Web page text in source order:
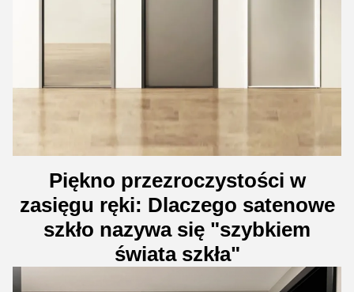
Piękno przezroczystości w
zasięgu ręki: Dlaczego satenowe
szkło nazywa się "szybkiem
świata szkła"